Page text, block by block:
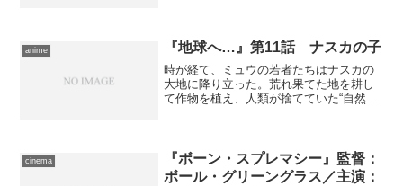
ていました。いわゆるＰＨＳ...
anime 『地球へ…』第11話 ナスカの子
時が経て、ミュウの若者たちはナスカの
大地に降り立った。荒れ果てた地を耕し
て作物を植え、人類が捨てていた“自然分
ちもほだされていく。...
cinema
『ボーン・スプレマシー』監督：
ボール・グリーングラス／主演：